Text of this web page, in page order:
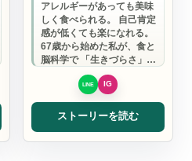
アレルギーがあっても美味
しく食べられる。 自己肯定
感が低くても楽になれる。
67歳から始めた私が、食と
脳科学で 「生きづらさ」を
「生きがい」に変えるお手
伝いをし…
ストーリーを読む